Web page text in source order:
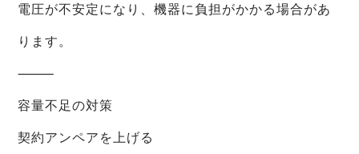
電圧が不安定になり、機器に負担がかかる場合があ
ります。
⸻
容量不足の対策
契約アンペアを上げる